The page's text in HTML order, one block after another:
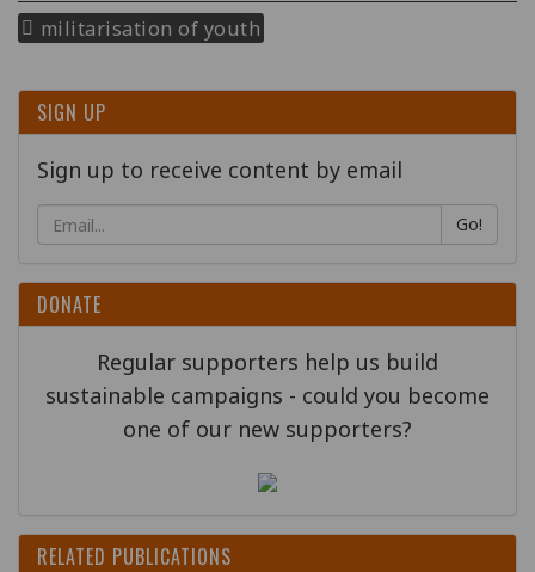
militarisation of youth
SIGN UP
Sign up to receive content by email
Go!
DONATE
Regular supporters help us build
sustainable campaigns - could you become
one of our new supporters?
RELATED PUBLICATIONS